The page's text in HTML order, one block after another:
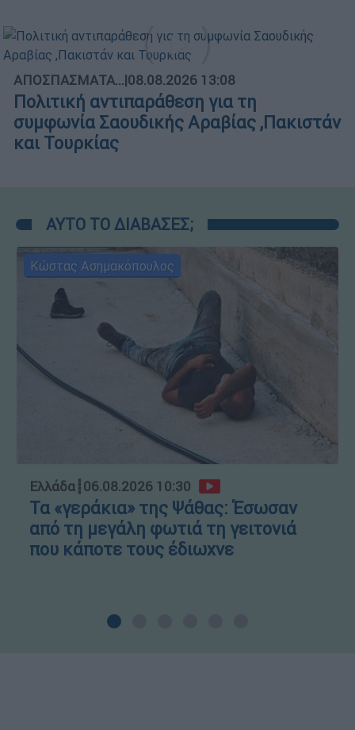
ΑΠΟΣΠΑΣΜΑΤΑ...|08.08.2026 13:08
Πολιτική αντιπαράθεση για τη
συμφωνία Σαουδικής Αραβίας ,Πακιστάν
και Τουρκίας
ΑΥΤΟ ΤΟ ΔΙΑΒΑΣΕΣ;
Κώστας Ασημακόπουλος
Ελλάδα┋06.08.2026 10:30
Τα «γεράκια» της Ψάθας: Έσωσαν
από τη μεγάλη φωτιά τη γειτονιά
που κάποτε τους έδιωχνε